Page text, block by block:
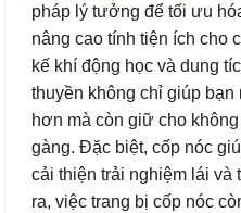
pháp lý tưởng để tối ưu
nâng cao tính tiện ích cho
kế khí động học và dung
thuyền không chỉ giúp
hơn mà còn giữ cho
gàng. Đặc biệt, cốp nóc
cải thiện trải nghiệm lái và
ra, việc trang bị cốp nóc